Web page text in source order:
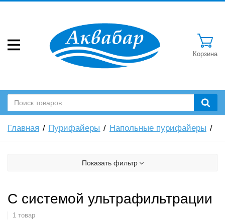
Корзина
Главная Пурифайеры Напольные пурифайеры
Показать фильтр
С системой ультрафильтрации
1 товар